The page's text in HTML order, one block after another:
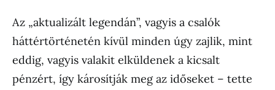
Az „aktualizált legendán”, vagyis a csalók
háttértörténetén kívül minden úgy zajlik, mint
eddig, vagyis valakit elküldenek a kicsalt
pénzért, így károsítják meg az időseket – tette